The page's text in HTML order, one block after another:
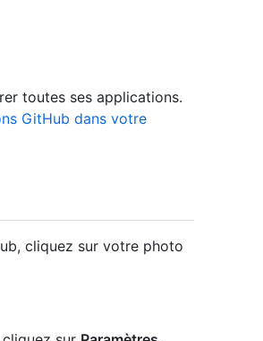
toutes ses applications.
GitHub dans votre
cliquez sur votre photo